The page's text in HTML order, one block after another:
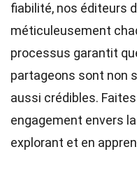
fiabilité, nos éditeurs
méticuleusement
processus garantit
partageons sont non
aussi crédibles.
engagement envers
explorant et en